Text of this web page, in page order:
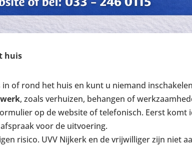
huis
of rond het huis en kunt u niemand
, zoals verhuizen, behangen of
op de website of telefonisch. Eerst komt
voor de uitvoering.
risico. UVV Nijkerk en de vrijwilliger zijn niet